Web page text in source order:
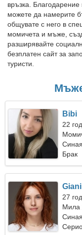
връзка.
можете да намерите
общувате с него в
момичета и мъже,
разширявайте
безплатен сайт за
туристи.
Bibi
22
Брак
27
Мила
Синая